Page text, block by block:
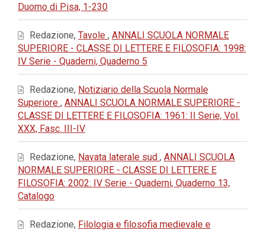
Duomo di Pisa, 1-230
Redazione, Tavole , ANNALI SCUOLA NORMALE
SUPERIORE - CLASSE DI LETTERE E FILOSOFIA: 1998:
IV Serie - Quaderni, Quaderno 5
Redazione, Notiziario della Scuola Normale
Superiore , ANNALI SCUOLA NORMALE SUPERIORE -
CLASSE DI LETTERE E FILOSOFIA: 1961: II Serie, Vol.
XXX, Fasc. III-IV
Redazione, Navata laterale sud , ANNALI SCUOLA
NORMALE SUPERIORE - CLASSE DI LETTERE E
FILOSOFIA: 2002: IV Serie - Quaderni, Quaderno 13,
Catalogo
Redazione, Filologia e filosofia medievale e